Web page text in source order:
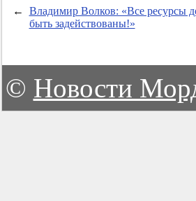
←
Владимир Волков: «Все ресурсы
быть задействованы!»
© Новости